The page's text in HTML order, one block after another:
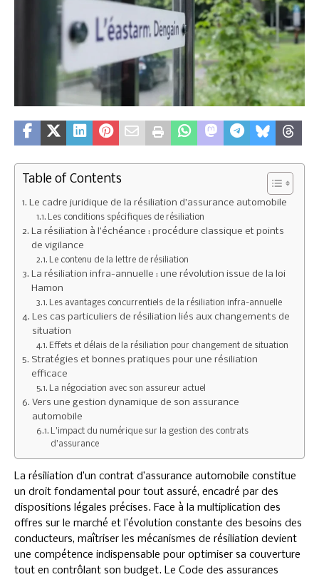
Table of Contents
Le cadre juridique de la résiliation d’assurance automobile
Les conditions spécifiques de résiliation
La résiliation à l’échéance : procédure classique et points
de vigilance
Le contenu de la lettre de résiliation
La résiliation infra-annuelle : une révolution issue de la loi
Hamon
Les avantages concurrentiels de la résiliation infra-annuelle
Les cas particuliers de résiliation liés aux changements de
situation
Effets et délais de la résiliation pour changement de situation
Stratégies et bonnes pratiques pour une résiliation
efficace
La négociation avec son assureur actuel
Vers une gestion dynamique de son assurance
automobile
L’impact du numérique sur la gestion des contrats
d’assurance
La résiliation d’un contrat d’assurance automobile constitue
un droit fondamental pour tout assuré, encadré par des
dispositions légales précises. Face à la multiplication des
offres sur le marché et l’évolution constante des besoins des
conducteurs, maîtriser les mécanismes de résiliation devient
une compétence indispensable pour optimiser sa couverture
tout en contrôlant son budget. Le Code des assurances